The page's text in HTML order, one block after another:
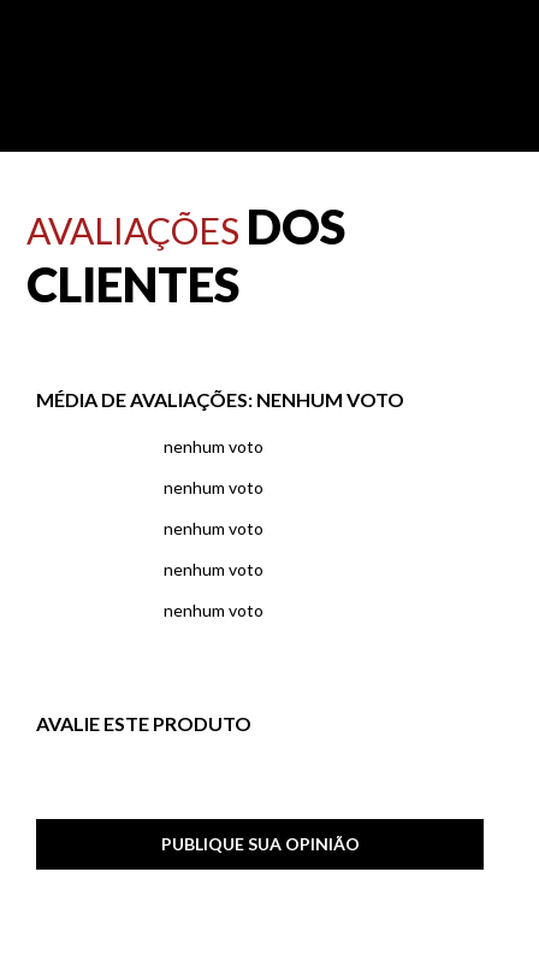
AVALIAÇÕES DOS
CLIENTES
MÉDIA DE AVALIAÇÕES: NENHUM VOTO
nenhum voto
nenhum voto
nenhum voto
nenhum voto
nenhum voto
AVALIE ESTE PRODUTO
PUBLIQUE SUA OPINIÃO